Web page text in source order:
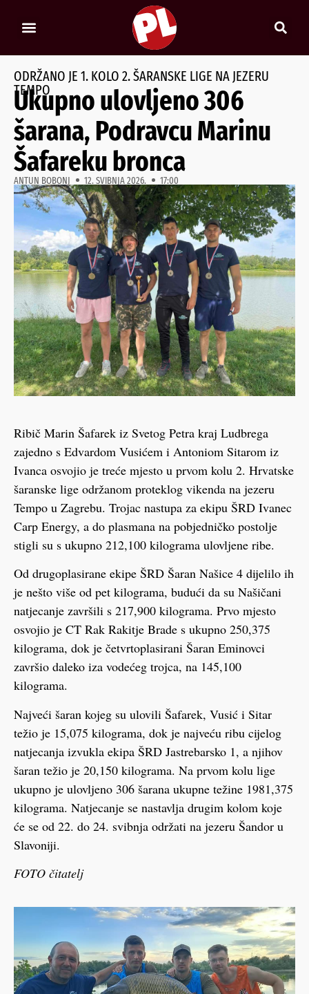
ODRŽANO JE 1. KOLO 2. ŠARANSKE LIGE NA JEZERU
TEMPO
Ukupno ulovljeno 306
šarana, Podravcu Marinu
Šafareku bronca
ANTUN BOBONJ 12. SVIBNJA 2026. 17:00
Ribič Marin Šafarek iz Svetog Petra kraj Ludbrega
zajedno s Edvardom Vusićem i Antoniom Sitarom iz
Ivanca osvojio je treće mjesto u prvom kolu 2. Hrvatske
šaranske lige održanom proteklog vikenda na jezeru
Tempo u Zagrebu. Trojac nastupa za ekipu ŠRD Ivanec
Carp Energy, a do plasmana na pobjedničko postolje
stigli su s ukupno 212,100 kilograma ulovljene ribe.
Od drugoplasirane ekipe ŠRD Šaran Našice 4 dijelilo ih
je nešto više od pet kilograma, budući da su Našičani
natjecanje završili s 217,900 kilograma. Prvo mjesto
osvojio je CT Rak Rakitje Brade s ukupno 250,375
kilograma, dok je četvrtoplasirani Šaran Eminovci
završio daleko iza vodećeg trojca, na 145,100
kilograma.
Najveći šaran kojeg su ulovili Šafarek, Vusić i Sitar
težio je 15,075 kilograma, dok je najveću ribu cijelog
natjecanja izvukla ekipa ŠRD Jastrebarsko 1, a njihov
šaran težio je 20,150 kilograma. Na prvom kolu lige
ukupno je ulovljeno 306 šarana ukupne težine 1981,375
kilograma. Natjecanje se nastavlja drugim kolom koje
će se od 22. do 24. svibnja održati na jezeru Šandor u
Slavoniji.
FOTO čitatelj